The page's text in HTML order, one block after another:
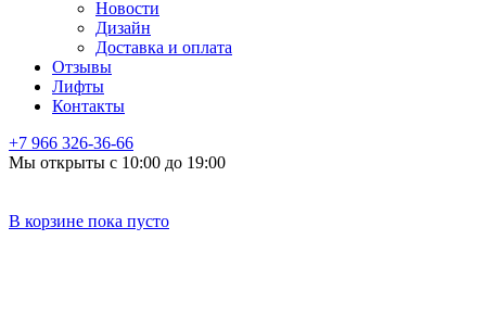
Новости
Дизайн
Доставка и оплата
Отзывы
Лифты
Контакты
+7 966 326-36-66
Мы открыты с 10:00 до 19:00
В корзине пока пусто